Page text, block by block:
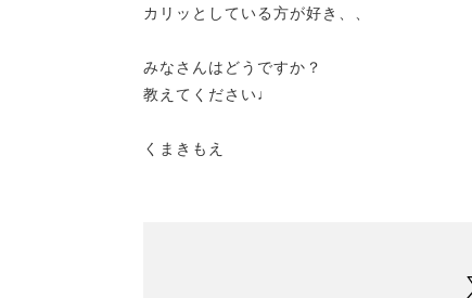
カリッとしている方が好き、、
みなさんはどうですか？
教えてください♩
くまきもえ